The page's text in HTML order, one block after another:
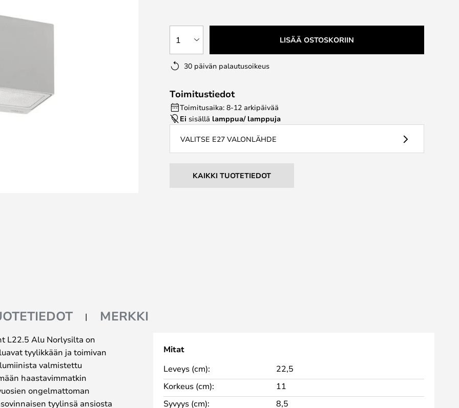
1 LISÄÄ OSTOSKORIIN
30 päivän palautusoikeus
Toimitustiedot
Toimitusaika: 8-12 arkipäivää
Ei sisällä lamppua/ lamppuja
VALITSE E27 VALONLÄHDE
KAIKKI TUOTETIEDOT
MERKKI
L22.5 Alu Norlysilta on
tyylikkään ja toimivan
valmistettu
haastavimmatkin
ongelmattoman
tyylinsä ansiosta
Mitat
Leveys (cm):
22,5
Korkeus (cm):
11
Syvyys (cm):
8,5